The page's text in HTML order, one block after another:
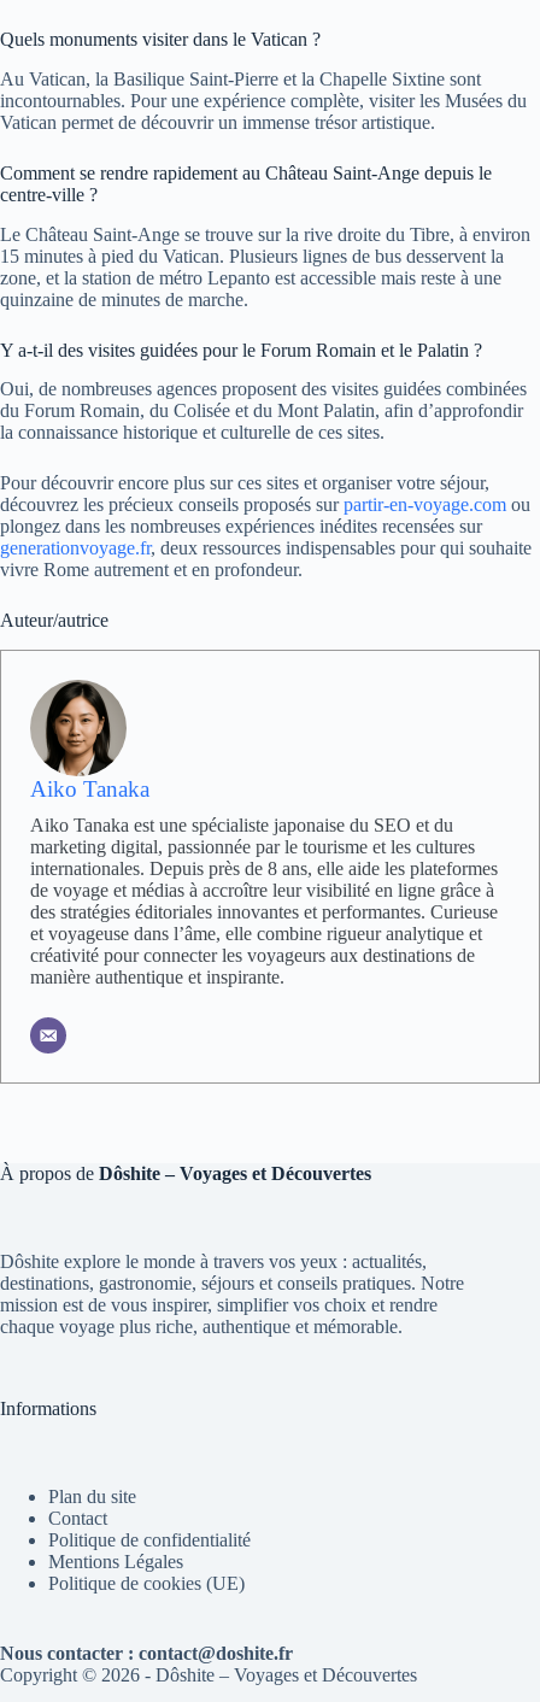
Quels monuments visiter dans le Vatican ?
Au Vatican, la Basilique Saint-Pierre et la Chapelle Sixtine sont
incontournables. Pour une expérience complète, visiter les Musées du
Vatican permet de découvrir un immense trésor artistique.
Comment se rendre rapidement au Château Saint-Ange depuis le
centre-ville ?
Le Château Saint-Ange se trouve sur la rive droite du Tibre, à environ
15 minutes à pied du Vatican. Plusieurs lignes de bus desservent la
zone, et la station de métro Lepanto est accessible mais reste à une
quinzaine de minutes de marche.
Y a-t-il des visites guidées pour le Forum Romain et le Palatin ?
Oui, de nombreuses agences proposent des visites guidées combinées
du Forum Romain, du Colisée et du Mont Palatin, afin d’approfondir
la connaissance historique et culturelle de ces sites.
Pour découvrir encore plus sur ces sites et organiser votre séjour,
découvrez les précieux conseils proposés surpartir-en-voyage.com ou
plongez dans les nombreuses expériences inédites recensées sur
generationvoyage.fr, deux ressources indispensables pour qui souhaite
vivre Rome autrement et en profondeur.
Auteur/autrice
Aiko Tanaka
Aiko Tanaka est une spécialiste japonaise du SEO et du
marketing digital, passionnée par le tourisme et les cultures
internationales. Depuis près de 8 ans, elle aide les plateformes
de voyage et médias à accroître leur visibilité en ligne grâce à
des stratégies éditoriales innovantes et performantes. Curieuse
et voyageuse dans l’âme, elle combine rigueur analytique et
créativité pour connecter les voyageurs aux destinations de
manière authentique et inspirante.
À propos de Dôshite – Voyages et Découvertes
Dôshite explore le monde à travers vos yeux : actualités,
destinations, gastronomie, séjours et conseils pratiques. Notre
mission est de vous inspirer, simplifier vos choix et rendre
chaque voyage plus riche, authentique et mémorable.
Informations
Plan du site
Contact
Politique de confidentialité
Mentions Légales
Politique de cookies (UE)
Nous contacter : contact@doshite.fr
Copyright © 2026 - Dôshite – Voyages et Découvertes